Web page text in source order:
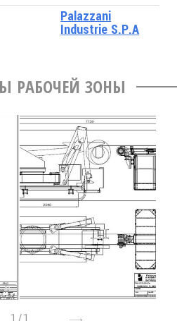
Palazzani
Industrie S.P.A
РАБОЧЕЙ ЗОНЫ